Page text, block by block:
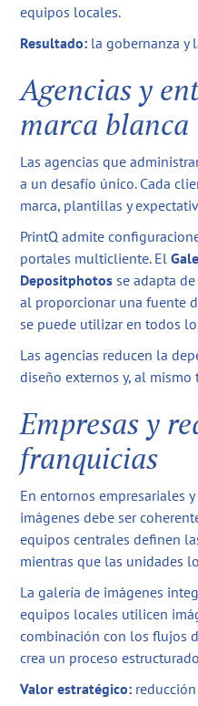
equipos locales.
Resultado: la gobernanza y
Agencias y
marca blanca
Las agencias que
a un desafío único. Cada
marca, plantillas y
PrintQ admite
portales multicliente. El
Depositphotos se adapta
al proporcionar una fuente
se puede utilizar en todos
Las agencias reducen la
diseño externos y, al
Empresas y
franquicias
En entornos empresariales
imágenes debe ser
equipos centrales definen
mientras que las unidades
La galería de imágenes
equipos locales utilicen
combinación con los flujos
crea un proceso
Valor estratégico: